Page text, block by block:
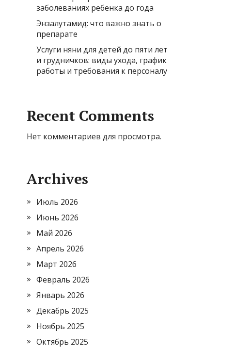
заболеваниях ребенка до года
Энзалутамид: что важно знать о
препарате
Услуги няни для детей до пяти лет
и грудничков: виды ухода, график
работы и требования к персоналу
Recent Comments
Нет комментариев для просмотра.
Archives
Июль 2026
Июнь 2026
Май 2026
Апрель 2026
Март 2026
Февраль 2026
Январь 2026
Декабрь 2025
Ноябрь 2025
Октябрь 2025